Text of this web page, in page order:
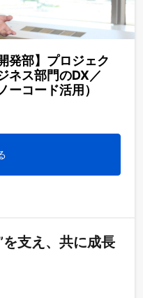
発部】プロジェク
ネス部門のDX／
ーコード活用）
支え、共に成長